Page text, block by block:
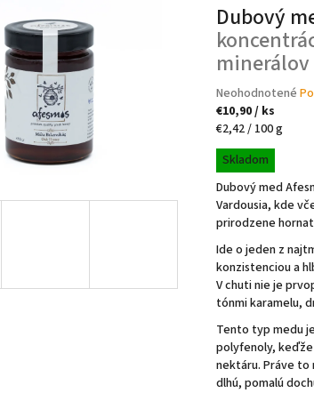
Rodinná výroba z Argolidy (Grécko)
Rodinná výroba v oblasti Mykény
Dubový
minerálov
Priemerné
hodnotenie
produktu
je
0,0
z
5
hviezdičiek.
Neohodnotené
€10,90/ ks
Jednotková
cena:
€2,42 / 100 g
Skladom
Dubový med
Vardousia, kde
prirodzene
Ide o jeden z
konzistenciou a
V chuti nie je
tónmi karamelu,
Tento typ medu
polyfenoly,
nektáru. Práve to
dlhú, pomalú